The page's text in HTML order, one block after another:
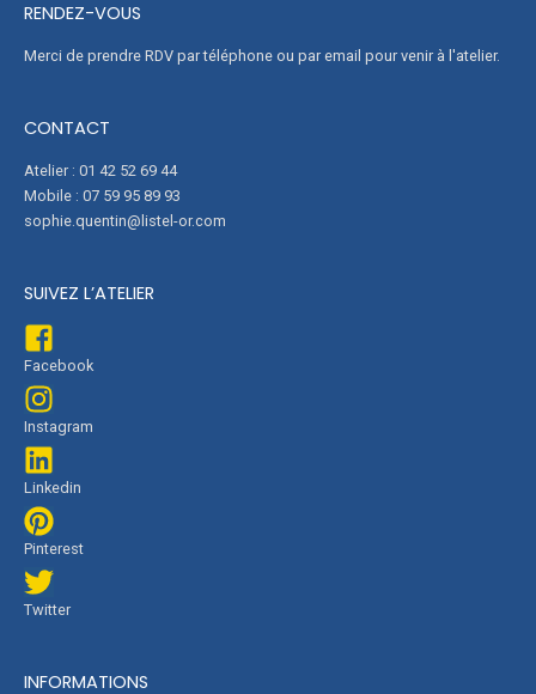
RENDEZ-VOUS
Merci de prendre RDV par téléphone ou par email pour venir à l'atelier.
CONTACT
Atelier : 01 42 52 69 44
Mobile : 07 59 95 89 93
sophie.quentin@listel-or.com
SUIVEZ L’ATELIER
Facebook
Instagram
Linkedin
Pinterest
Twitter
INFORMATIONS